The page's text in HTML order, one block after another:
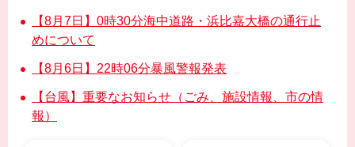
【8月7日】0時30分海中道路・浜比嘉大橋の通行止
めについて
【8月6日】22時06分暴風警報発表
【台風】重要なお知らせ（ごみ、施設情報、市の情
報）